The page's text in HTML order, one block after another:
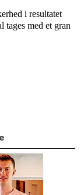
i resultatet
tages med et gran